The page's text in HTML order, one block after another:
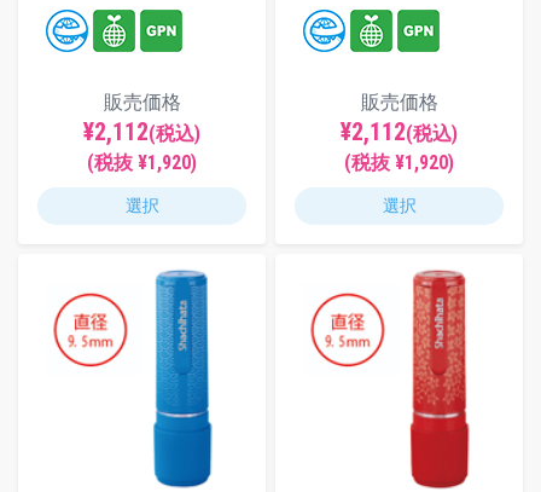
販売価格
¥2,112(税込)
(税抜 ¥1,920)
選択
販売価格
¥2,112(税込)
(税抜 ¥1,920)
選択